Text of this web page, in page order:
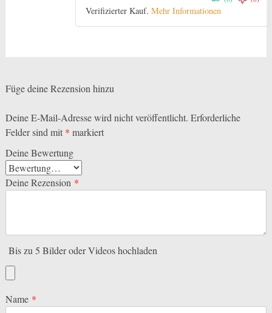
von 5
Verifizierter Kauf. Mehr Informationen
Füge deine Rezension hinzu
Deine E-Mail-Adresse wird nicht veröffentlicht. Erforderliche
Felder sind mit * markiert
Deine Bewertung
Deine Rezension *
Bis zu 5 Bilder oder Videos hochladen
Name *